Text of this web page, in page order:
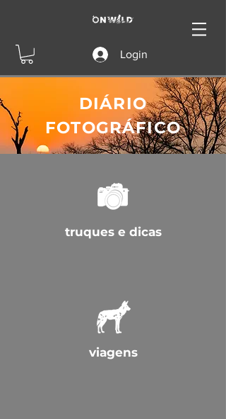
Login
DIÁRIO
FOTOGRÁFICO
truques e dicas
viagens